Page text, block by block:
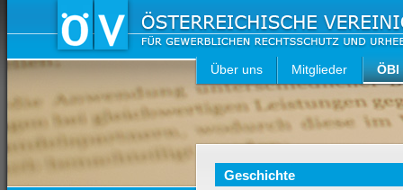
Über uns Mitglieder ÖBl
Geschichte